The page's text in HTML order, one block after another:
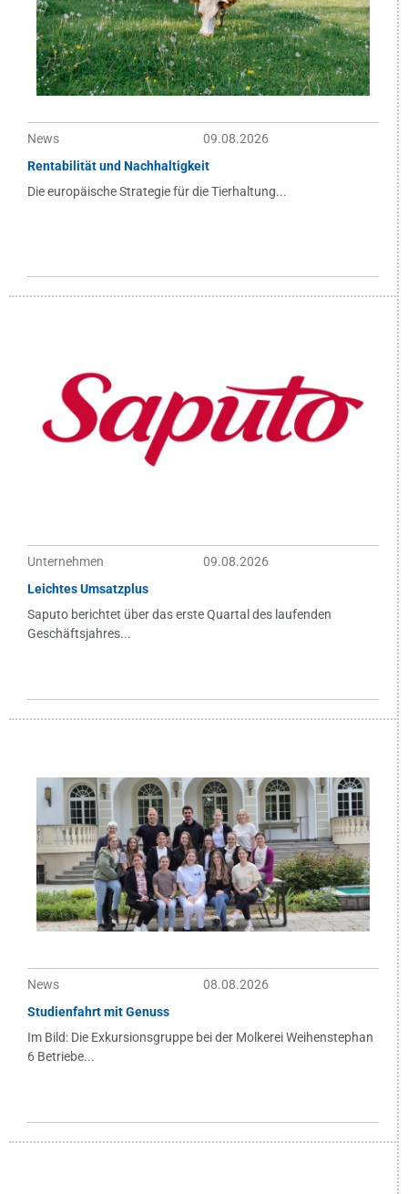
News
09.08.2026
Rentabilität und Nachhaltigkeit
Die europäische Strategie für die Tierhaltung...
Unternehmen
09.08.2026
Leichtes Umsatzplus
Saputo berichtet über das erste Quartal des laufenden
Geschäftsjahres...
News
08.08.2026
Studienfahrt mit Genuss
Im Bild: Die Exkursionsgruppe bei der Molkerei Weihenstephan
6 Betriebe...